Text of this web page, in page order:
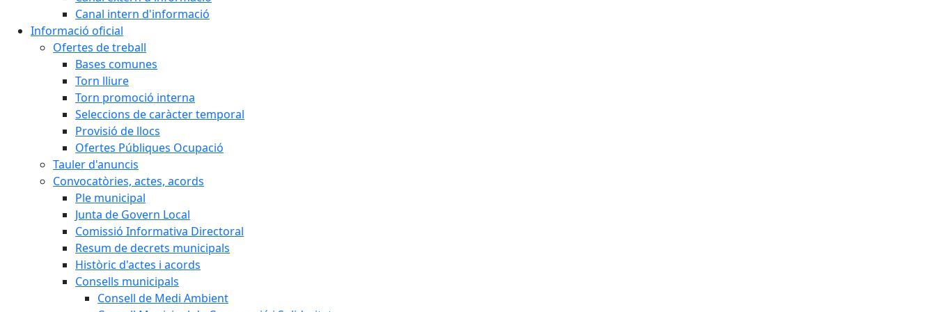
Canal intern d'informació
Informació oficial
Ofertes de treball
Bases comunes
Torn lliure
Torn promoció interna
Seleccions de caràcter temporal
Provisió de llocs
Ofertes Públiques Ocupació
Tauler d'anuncis
Convocatòries, actes, acords
Ple municipal
Junta de Govern Local
Comissió Informativa Directoral
Resum de decrets municipals
Històric d'actes i acords
Consells municipals
Consell de Medi Ambient